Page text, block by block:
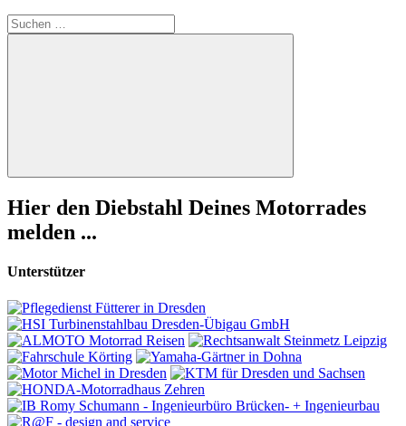
Suchen
nach:
Suchen
Hier den Diebstahl Deines Motorrades
melden ...
Unterstützer